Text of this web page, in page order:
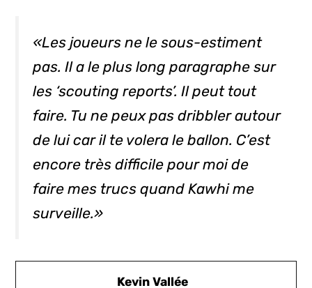
«Les joueurs ne le sous-estiment
pas. Il a le plus long paragraphe sur
les ‘scouting reports’. Il peut tout
faire. Tu ne peux pas dribbler autour
de lui car il te volera le ballon. C’est
encore très difficile pour moi de
faire mes trucs quand Kawhi me
surveille.»
Kevin Vallée